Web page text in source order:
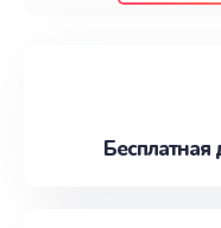
наилучшим
Бесплатная